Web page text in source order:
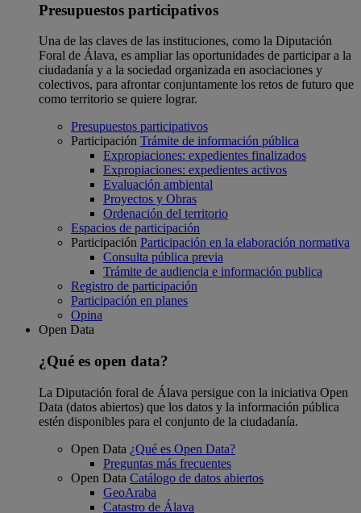
Presupuestos participativos
Una de las claves de las instituciones, como la Diputación
Foral de Álava, es ampliar las oportunidades de participar a la
ciudadanía y a la sociedad organizada en asociaciones y
colectivos, para afrontar conjuntamente los retos de futuro que
como territorio se quiere lograr.
Presupuestos participativos
Participación Trámite de información pública
Expropiaciones: expedientes finalizados
Expropiaciones: expedientes activos
Evaluación ambiental
Proyectos y Obras
Ordenación del territorio
Espacios de participación
Participación Participación en la elaboración normativa
Consulta pública previa
Trámite de audiencia e información publica
Registro de participación
Participación en planes
Opina
Open Data
¿Qué es open data?
La Diputación foral de Álava persigue con la iniciativa Open
Data (datos abiertos) que los datos y la información pública
estén disponibles para el conjunto de la ciudadanía.
Open Data ¿Qué es Open Data?
Preguntas más frecuentes
Open Data Catálogo de datos abiertos
GeoAraba
Catastro de Álava